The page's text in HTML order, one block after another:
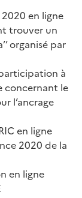
en ligne
trouver un
organisé par
à
concernant le
l’ancrage
en ligne
2020 de la
en ligne